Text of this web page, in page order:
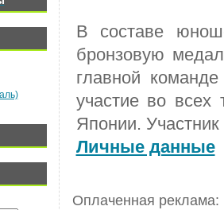
В составе
бронзовую
главной
участие во
Японии.
Личные данные
Оплаченная реклама: